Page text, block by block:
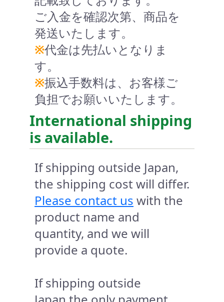
ご入金を確認次第、商品を
発送いたします。
※代金は先払いとなりま
す。
※振込手数料は、お客様ご
負担でお願いいたします。
International shipping
is available.
If shipping outside Japan,
the shipping cost will differ.
Please contact us with the
product name and
quantity, and we will
provide a quote.
If shipping outside